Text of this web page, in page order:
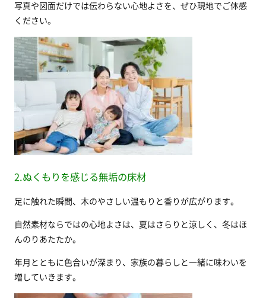
写真や図面だけでは伝わらない心地よさを、ぜひ現地でご体感
ください。
2.ぬくもりを感じる無垢の床材
足に触れた瞬間、木のやさしい温もりと香りが広がります。
自然素材ならではの心地よさは、夏はさらりと涼しく、冬はほ
んのりあたたか。
年月とともに色合いが深まり、家族の暮らしと一緒に味わいを
増していきます。